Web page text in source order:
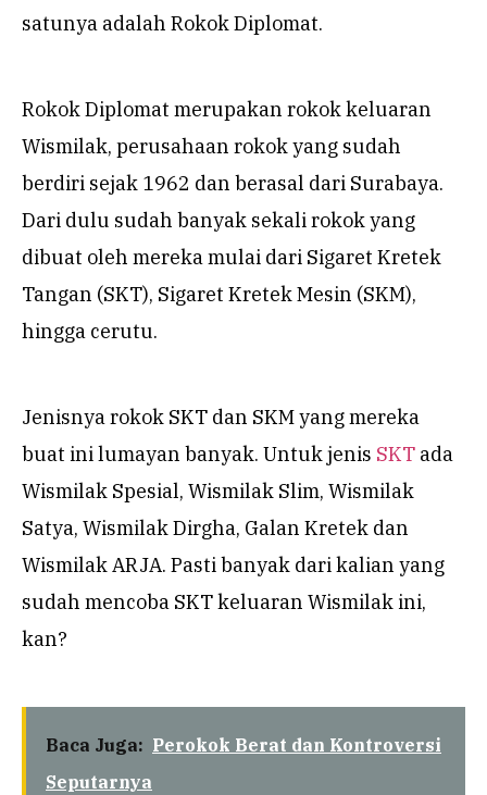
satunya adalah Rokok Diplomat.
Rokok Diplomat merupakan rokok keluaran
Wismilak, perusahaan rokok yang sudah
berdiri sejak 1962 dan berasal dari Surabaya.
Dari dulu sudah banyak sekali rokok yang
dibuat oleh mereka mulai dari Sigaret Kretek
Tangan (SKT), Sigaret Kretek Mesin (SKM),
hingga cerutu.
Jenisnya rokok SKT dan SKM yang mereka
buat ini lumayan banyak. Untuk jenis SKT ada
Wismilak Spesial, Wismilak Slim, Wismilak
Satya, Wismilak Dirgha, Galan Kretek dan
Wismilak ARJA. Pasti banyak dari kalian yang
sudah mencoba SKT keluaran Wismilak ini,
kan?
Baca Juga: Perokok Berat dan Kontroversi
Seputarnya